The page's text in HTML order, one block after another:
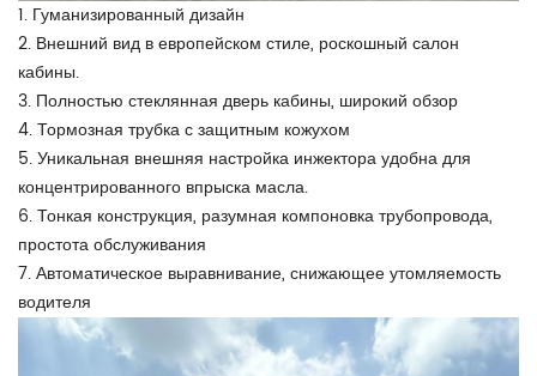
1. Гуманизированный дизайн
2. Внешний вид в европейском стиле, роскошный салон
кабины.
3. Полностью стеклянная дверь кабины, широкий обзор
4. Тормозная трубка с защитным кожухом
5. Уникальная внешняя настройка инжектора удобна для
концентрированного впрыска масла.
6. Тонкая конструкция, разумная компоновка трубопровода,
простота обслуживания
7. Автоматическое выравнивание, снижающее утомляемость
водителя